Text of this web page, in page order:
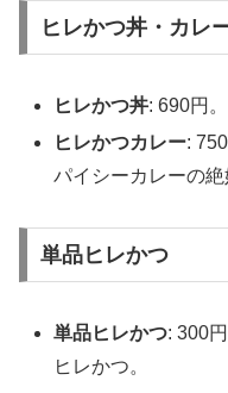
ヒレかつ丼・カレ
ヒレかつ丼: 690円
ヒレかつカレー:
パイシーカレーの絶
単品ヒレかつ
単品ヒレかつ: 300
ヒレかつ。